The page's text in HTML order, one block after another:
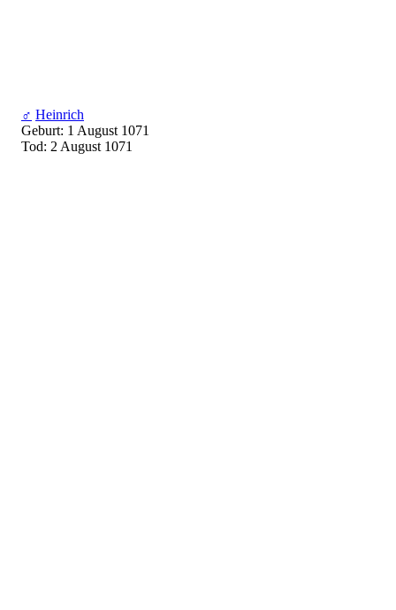
♂ Heinrich
Geburt: 1 August 1071
Tod: 2 August 1071